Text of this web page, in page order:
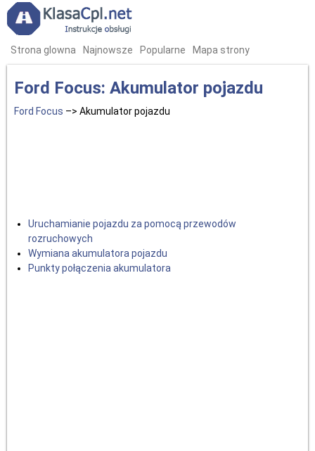
Strona glowna Najnowsze Popularne Mapa strony
Ford Focus: Akumulator pojazdu
Ford Focus –> Akumulator pojazdu
Uruchamianie pojazdu za pomocą przewodów
rozruchowych
Wymiana akumulatora pojazdu
Punkty połączenia akumulatora